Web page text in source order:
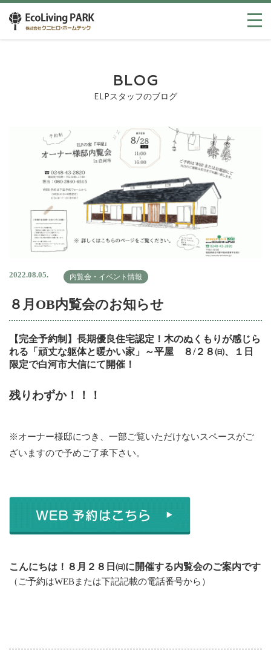
BLOG
ELPスタッフのブログ
2022.08.05. 内覧会・イベント情報
８月OB内覧会のお知らせ
【完全予約制】長期優良住宅認定！木のぬくもりが感じら
れる「頑丈な躯体と暖かい家」～平屋 ８/２８㈰、１日
限定で白河市大信にて開催！
残りわずか！！！
※オーナー様邸につき、一部ご覧いただけないスペースがご
ざいますので予めご了承下さい。
こんにちは！８月２８日㈰に開催する内覧会のご案内です
（ご予約はWEBまたは下記記載の電話番号から）